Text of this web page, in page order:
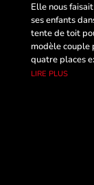
Elle nous
ses enfants
tente de toit
modèle couple
quatre places
lire plus